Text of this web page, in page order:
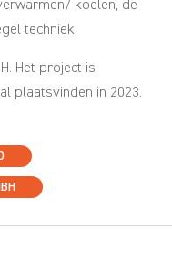
koelen, de
techniek.
Het project is
plaatsvinden in 2023.